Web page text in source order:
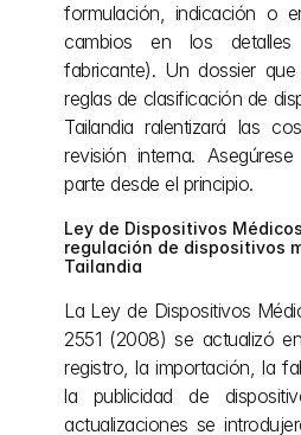
formulación, indicación o
cambios en los
fabricante). Un dossier
reglas de clasificación de
Tailandia ralentizará las
revisión interna.
parte desde el principio.
Ley de Dispositivos
regulación de dispositivos
Tailandia
La Ley de Dispositivos
2551 (2008) se actualizó
registro, la importación, la
la publicidad de
actualizaciones se